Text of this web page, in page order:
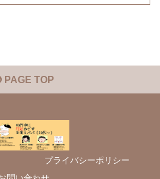
PAGE TOP
プライバシーポリシー